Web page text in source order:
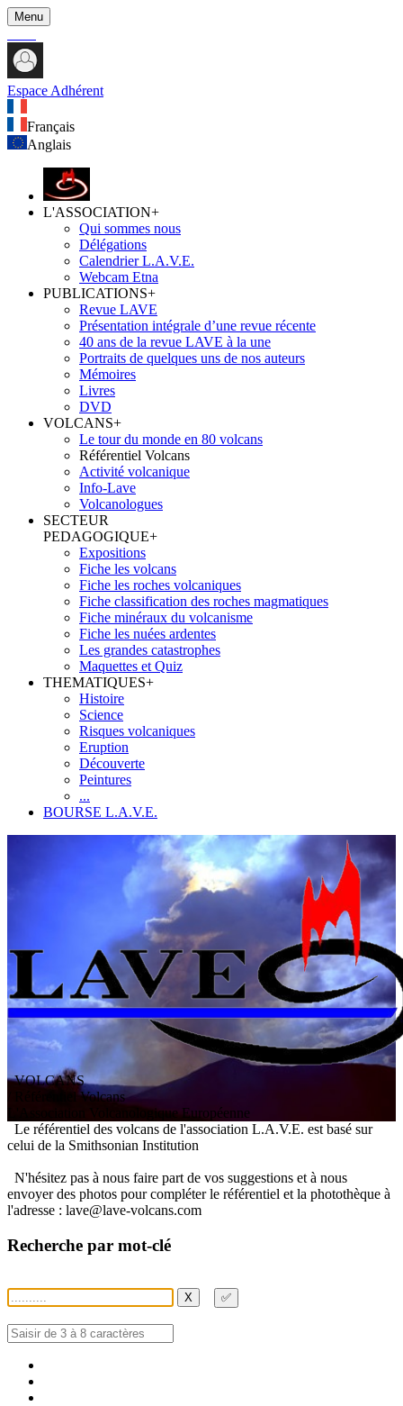
Menu
Espace Adhérent
Français
Anglais
L'ASSOCIATION+
Qui sommes nous
Délégations
Calendrier L.A.V.E.
Webcam Etna
PUBLICATIONS+
Revue LAVE
Présentation intégrale d’une revue récente
40 ans de la revue LAVE à la une
Portraits de quelques uns de nos auteurs
Mémoires
Livres
DVD
VOLCANS+
Le tour du monde en 80 volcans
Référentiel Volcans
Activité volcanique
Info-Lave
Volcanologues
SECTEUR
PEDAGOGIQUE+
Expositions
Fiche les volcans
Fiche les roches volcaniques
Fiche classification des roches magmatiques
Fiche minéraux du volcanisme
Fiche les nuées ardentes
Les grandes catastrophes
Maquettes et Quiz
THEMATIQUES+
Histoire
Science
Risques volcaniques
Eruption
Découverte
Peintures
...
BOURSE L.A.V.E.
VOLCANS
/ Référentiel Volcans
ssociation V olcanologiqueEuropéenne
Le référentiel des volcans de l'association L.A.V.E. est basé sur
celui de la Smithsonian Institution
N'hésitez pas à nous faire part de vos suggestions et à nous
envoyer des photos pour compléter le référentiel et la photothèque à
l'adresse : lave@lave-volcans.com
Recherche par mot-clé
X ✅